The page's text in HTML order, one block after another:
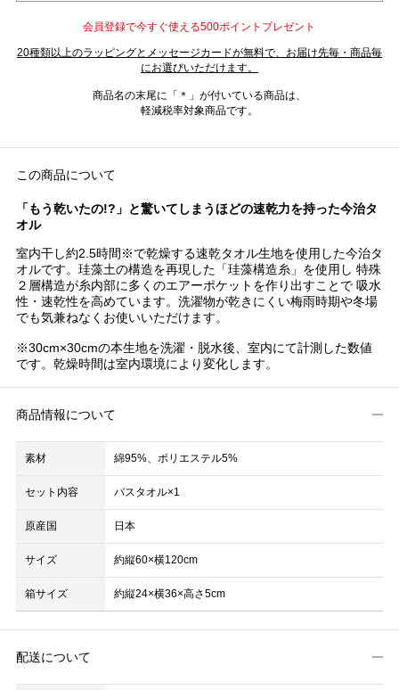
会員登録で今すぐ使える500ポイントプレゼント
20種類以上のラッピングとメッセージカードが無料で、お届け先毎・商品毎
にお選びいただけます。
商品名の末尾に「＊」が付いている商品は、
軽減税率対象商品です。
この商品について
「もう乾いたの!?」と驚いてしまうほどの速乾力を持った今治タ
オル
室内干し約2.5時間※で乾燥する速乾タオル生地を使用した今治タ
オルです。珪藻土の構造を再現した「珪藻構造糸」を使用し 特殊
２層構造が糸内部に多くのエアーポケットを作り出すことで 吸水
性・速乾性を高めています。洗濯物が乾きにくい梅雨時期や冬場
でも気兼ねなくお使いいただけます。
※30cm×30cmの本生地を洗濯・脱水後、室内にて計測した数値
です。乾燥時間は室内環境により変化します。
商品情報について
素材 綿95%、ポリエステル5%
セット内容 バスタオル×1
原産国 日本
サイズ 約縦60×横120cm
箱サイズ 約縦24×横36×高さ5cm
配送について